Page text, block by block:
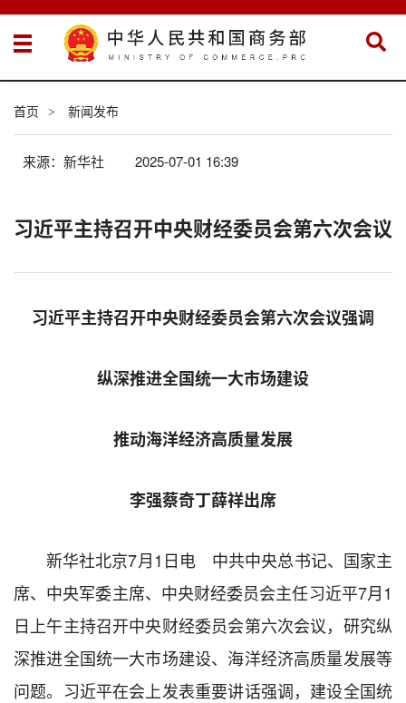
首页 > 新闻发布
来源：新华社 2025-07-01 16:39
习近平主持召开中央财经委员会第六次会议
习近平主持召开中央财经委员会第六次会议强调
纵深推进全国统一大市场建设
推动海洋经济高质量发展
李强蔡奇丁薛祥出席
新华社北京7月1日电 中共中央总书记、国家主
席、中央军委主席、中央财经委员会主任习近平7月1
日上午主持召开中央财经委员会第六次会议，研究纵
深推进全国统一大市场建设、海洋经济高质量发展等
问题。习近平在会上发表重要讲话强调，建设全国统